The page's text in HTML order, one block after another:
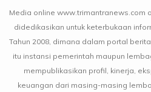
Media online www.trimantranews.com
didedikasikan untuk keterbukaan
Tahun 2008, dimana dalam portal
itu instansi pemerintah maupun
mempublikasikan profil, kinerja,
keuangan dari masing-masing